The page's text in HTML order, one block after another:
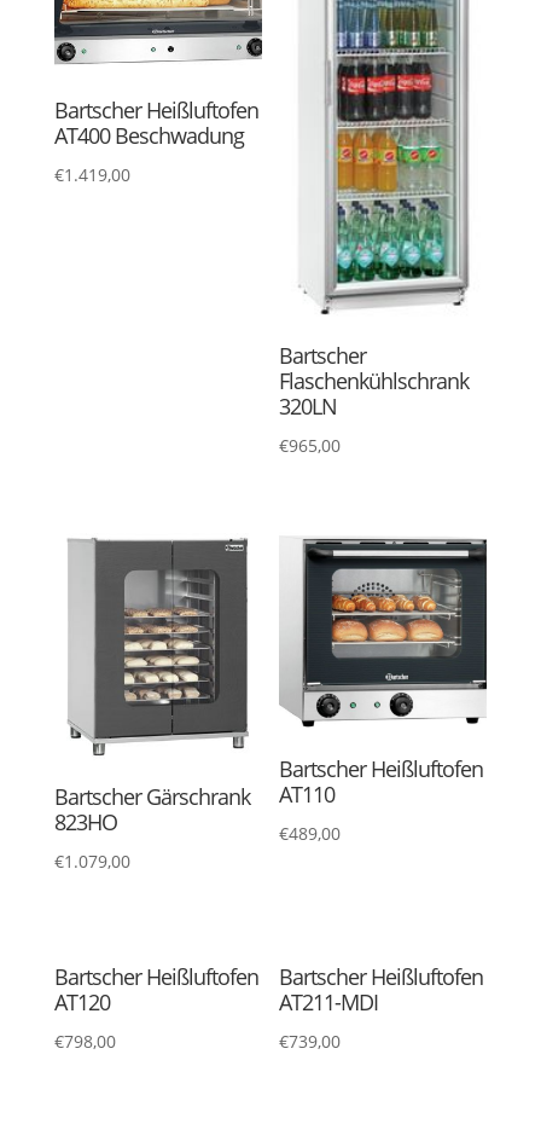
Bartscher Heißluftofen
AT400 Beschwadung
€1.419,00
Bartscher
Flaschenkühlschrank
320LN
€965,00
Bartscher Gärschrank
823HO
€1.079,00
Bartscher Heißluftofen
AT110
€489,00
Bartscher Heißluftofen
AT120
€798,00
Bartscher Heißluftofen
AT211-MDI
€739,00